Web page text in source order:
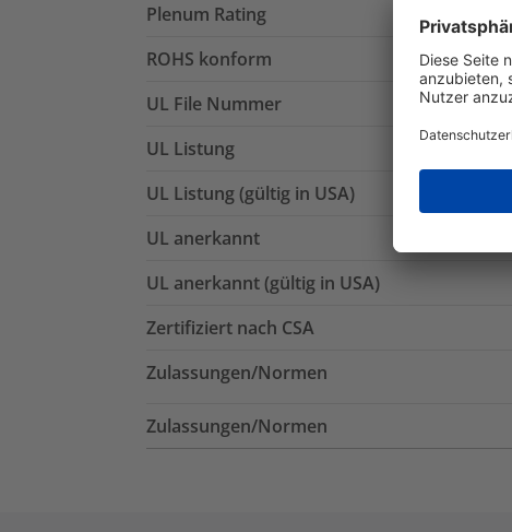
Plenum Rating
ROHS konform
UL File Nummer
UL Listung
UL Listung (gültig in USA)
UL anerkannt
UL anerkannt (gültig in USA)
Zertifiziert nach CSA
Zulassungen/Normen
Zulassungen/Normen